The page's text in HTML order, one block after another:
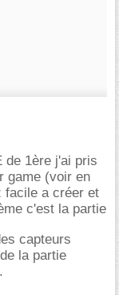
de 1ère j'ai pris
game (voir en
facile a créer et
c'est la partie
capteurs
la partie